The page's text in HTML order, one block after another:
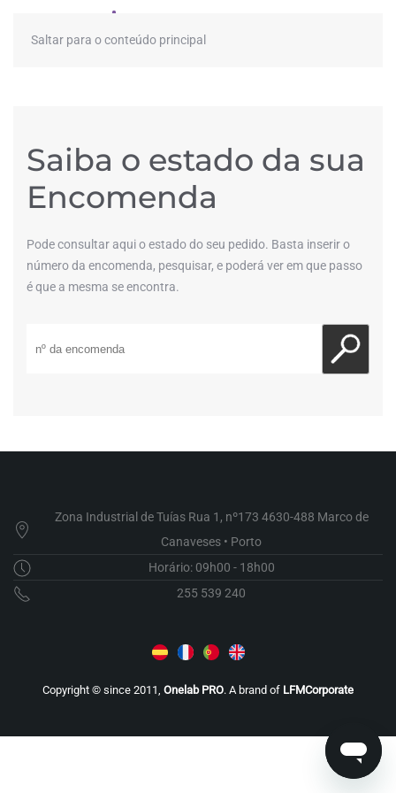
Saltar para o conteúdo principal
Saiba o estado da sua
Encomenda
Pode consultar aqui o estado do seu pedido. Basta inserir o
número da encomenda, pesquisar, e poderá ver em que passo
é que a mesma se encontra.
Zona Industrial de Tuías Rua 1, nº173 4630-488 Marco de
Canaveses • Porto
Horário: 09h00 - 18h00
255 539 240
Copyright © since 2011, Onelab PRO. A brand of LFMCorporate